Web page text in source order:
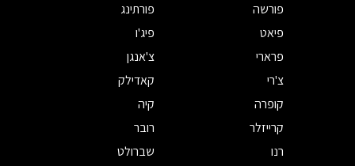
פורשה
פורתינג
פיאט
פיג'ו
פרארי
צ'אנגן
צ'רי
קאדילק
קופרה
קיה
קרייזלר
רובר
רנו
שברולט